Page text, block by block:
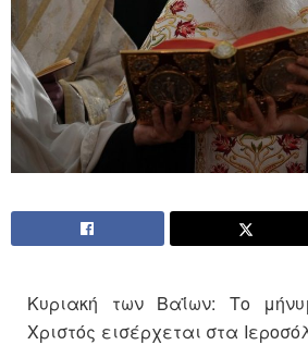
Κυριακή των Βαΐων: Το
Χριστός εισέρχεται στα